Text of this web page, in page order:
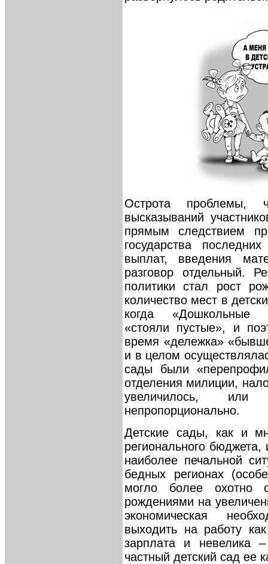
Острота
высказываний
прямым следствием
государства
выплат, введения
разговор отдельный.
политики стал рост
количество мест в
когда «Дошкольные
«стояли пустые», и
время «дележка»
и в целом
сады были
отделения милиции,
увеличилось,
непропорционально.
Детские сады, как и
регионального
наиболее печальной
бедных регионах
могло более охотно
рождениями на
экономическая
выходить на работу
зарплата и невелика
частный детский сад ее